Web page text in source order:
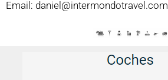
Email: daniel@intermondotravel.com